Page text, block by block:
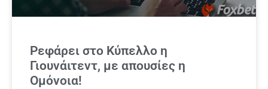
Ρεφάρει στο Κύπελλο η
Γιουνάιτεντ, με απουσίες η
Ομόνοια!